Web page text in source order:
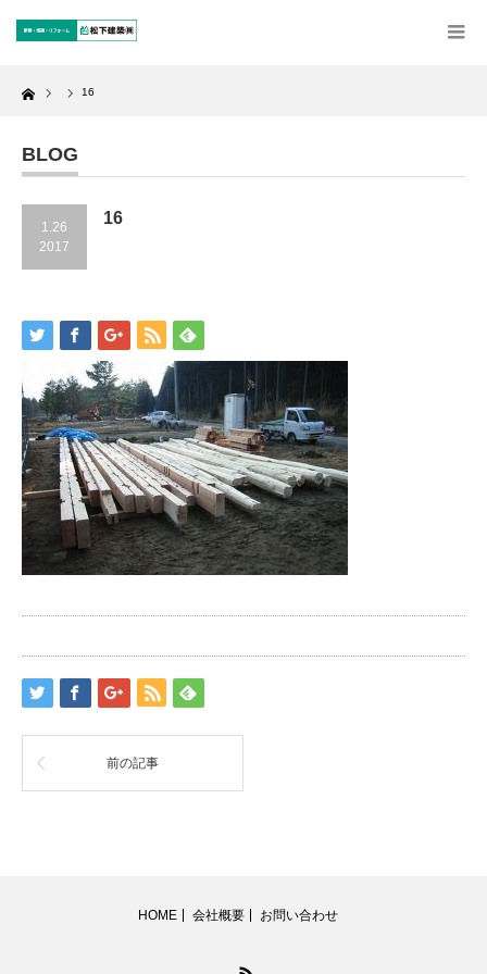
Home 16
BLOG
1.26
2017
16
前の記事
HOME 会社概要 お問い合わせ